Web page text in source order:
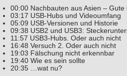
00:00 Nachbauten aus Asien – Gute
03:17 USB-Hubs und Videoumfang
05:09 USB-Versionen und Historie
09:38 USB2 und USB3:
11:57 USB3-Hubs. Oder auch nicht
16:48 Versuch 2. Oder auch nicht
19:03 Fälschung nicht erkennbar
19:40 Wie es sein sollte
20:35 …wat nu?